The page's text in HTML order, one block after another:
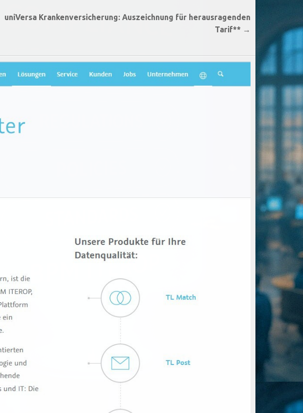
uniVersa Krankenversicherung: Auszeichnung für herausragenden
Tarif** →